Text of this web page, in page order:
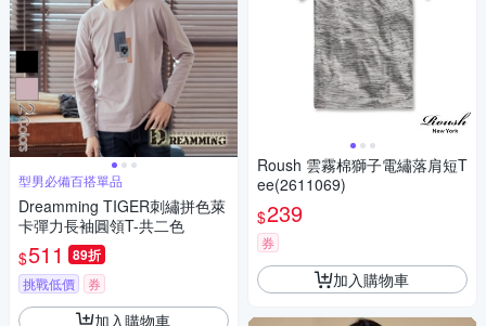
型男必備百搭單品
Dreamming TIGER刺繡拼色萊
卡彈力長袖圓領T-共二色
$511 89折
挑戰低價 券
加入購物車
Roush 雲霧棉獅子電繡落肩短T
ee(2611069)
$239
券
加入購物車